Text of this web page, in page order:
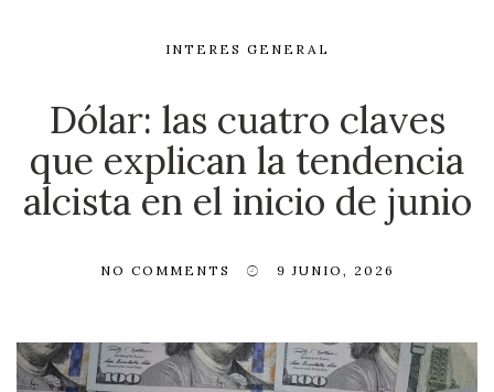
INTERES GENERAL
Dólar: las cuatro claves
que explican la tendencia
alcista en el inicio de junio
NO COMMENTS 9 JUNIO, 2026